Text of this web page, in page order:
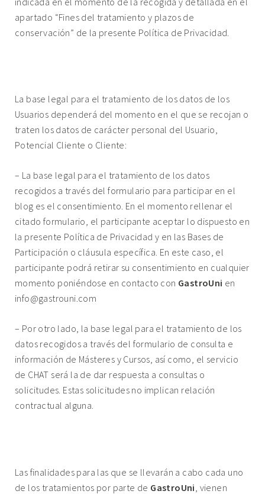
apartado “Fines del tratamiento y plazos de
conservación” de la presente Política de Privacidad.
La base legal para el tratamiento de los datos de los
Usuarios dependerá del momento en el que se recojan o
traten los datos de carácter personal del Usuario,
Potencial Cliente o Cliente:
– La base legal para el tratamiento de los datos
recogidos a través del formulario para participar en el
blog es el consentimiento. En el momento rellenar el
citado formulario, el participante aceptar lo dispuesto en
la presente Política de Privacidad y en las Bases de
Participación o cláusula específica. En este caso, el
participante podrá retirar su consentimiento en cualquier
momento poniéndose en contacto con GastroUni en
info@gastrouni.com
– Por otro lado, la base legal para el tratamiento de los
datos recogidos a través del formulario de consulta e
información de Másteres y Cursos, así como, el servicio
de CHAT será la de dar respuesta a consultas o
solicitudes. Estas solicitudes no implican relación
contractual alguna.
Las finalidades para las que se llevarán a cabo cada uno
de los tratamientos por parte de GastroUni , vienen